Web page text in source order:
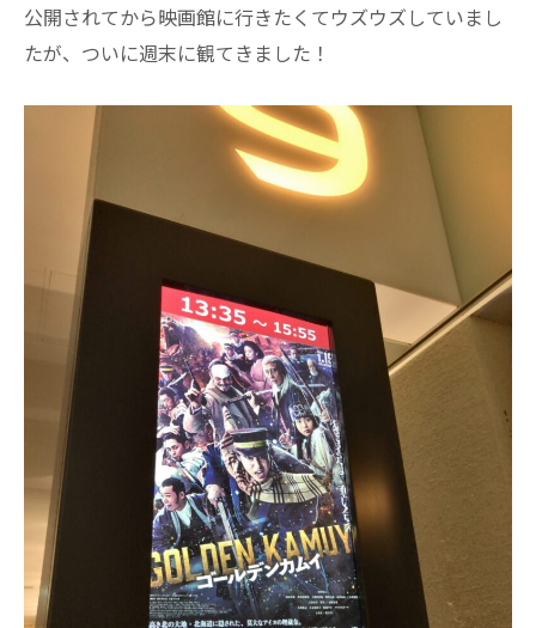
公開されてから映画館に行きたくてウズウズしていまし
たが、ついに週末に観てきました！